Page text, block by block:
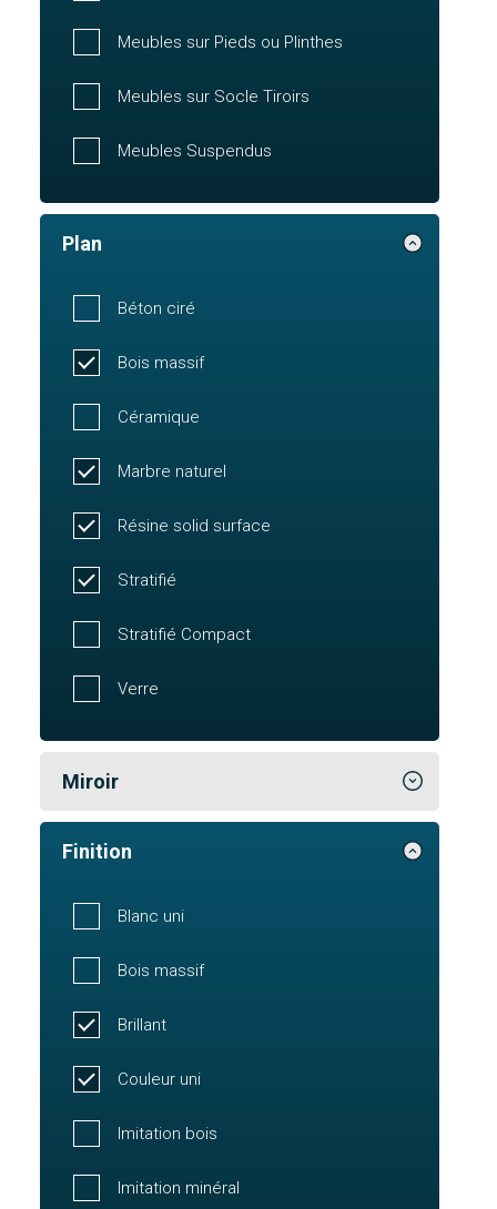
Meubles sur Pieds ou Plinthes
Meubles sur Socle Tiroirs
Meubles Suspendus
Plan
Béton ciré
Bois massif
Céramique
Marbre naturel
Résine solid surface
Stratifié
Stratifié Compact
Verre
Miroir
Finition
Blanc uni
Bois massif
Brillant
Couleur uni
Imitation bois
Imitation minéral